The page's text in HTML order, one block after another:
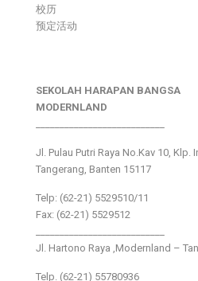
校历
预定活动
SEKOLAH HARAPAN BANGSA
MODERNLAND
Jl. Pulau Putri Raya No.Kav 10, Klp.
Tangerang, Banten 15117
Telp: (62-21) 5529510/11
Fax: (62-21) 5529512
Jl. Hartono Raya ,Modernland –
Telp. (62-21) 55780936